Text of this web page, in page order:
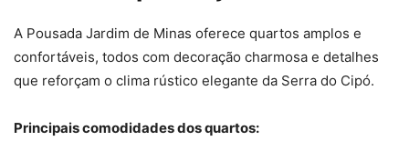
A Pousada Jardim de Minas oferece quartos amplos e
confortáveis, todos com decoração charmosa e detalhes
que reforçam o clima rústico elegante da Serra do Cipó.
Principais comodidades dos quartos: